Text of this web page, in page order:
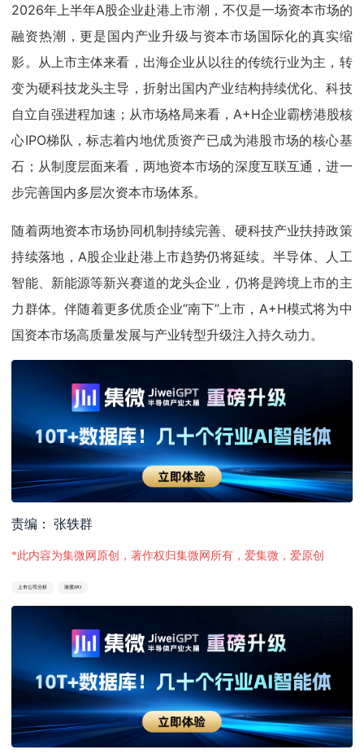
2026年上半年A股企业赴港上市潮，不仅是一场资本市场的
融资热潮，更是国内产业升级与资本市场国际化的真实缩
影。从上市主体来看，出海企业从以往的传统行业为主，转
变为硬科技龙头主导，折射出国内产业结构持续优化、科技
自立自强进程加速；从市场格局来看，A+H企业霸榜港股核
心IPO梯队，标志着内地优质资产已成为港股市场的核心基
石；从制度层面来看，两地资本市场的深度互联互通，进一
步完善国内多层次资本市场体系。
随着两地资本市场协同机制持续完善、硬科技产业扶持政策
持续落地，A股企业赴港上市趋势仍将延续。半导体、人工
智能、新能源等新兴赛道的龙头企业，仍将是跨境上市的主
力群体。伴随着更多优质企业“南下”上市，A+H模式将为中
国资本市场高质量发展与产业转型升级注入持久动力。
责编： 张轶群
*此内容为集微网原创，著作权归集微网所有，爱集微，爱原创
上市公司分析 港股IPO